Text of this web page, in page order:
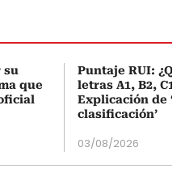
su
que
Puntaje RUI:
letras A1, B2, C1
Explicación de
clasificación’
03/08/2026